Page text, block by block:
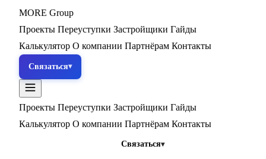
MORE Group
Проекты Переуступки Застройщики Гайды
Калькулятор О компании Партнёрам Контакты
Связаться
Проекты Переуступки Застройщики Гайды
Калькулятор О компании Партнёрам Контакты
Связаться